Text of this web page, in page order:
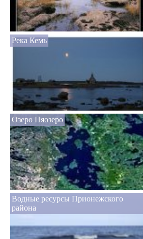
Река Кемь
Озеро Пяозеро
Водные ресурсы Прионежского
района